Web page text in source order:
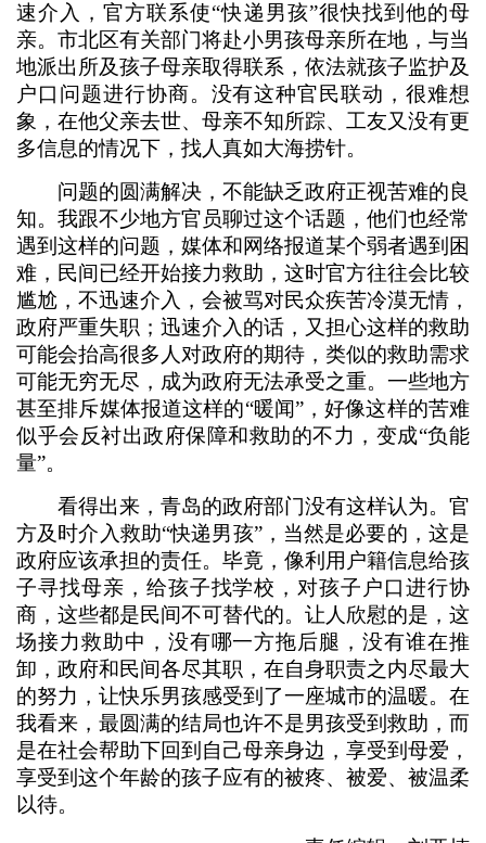
速介入，官方联系使“快递男孩”很快找到他的母
亲。市北区有关部门将赴小男孩母亲所在地，与当
地派出所及孩子母亲取得联系，依法就孩子监护及
户口问题进行协商。没有这种官民联动，很难想
象，在他父亲去世、母亲不知所踪、工友又没有更
多信息的情况下，找人真如大海捞针。
问题的圆满解决，不能缺乏政府正视苦难的良
知。我跟不少地方官员聊过这个话题，他们也经常
遇到这样的问题，媒体和网络报道某个弱者遇到困
难，民间已经开始接力救助，这时官方往往会比较
尴尬，不迅速介入，会被骂对民众疾苦冷漠无情，
政府严重失职；迅速介入的话，又担心这样的救助
可能会抬高很多人对政府的期待，类似的救助需求
可能无穷无尽，成为政府无法承受之重。一些地方
甚至排斥媒体报道这样的“暖闻”，好像这样的苦难
似乎会反衬出政府保障和救助的不力，变成“负能
量”。
看得出来，青岛的政府部门没有这样认为。官
方及时介入救助“快递男孩”，当然是必要的，这是
政府应该承担的责任。毕竟，像利用户籍信息给孩
子寻找母亲，给孩子找学校，对孩子户口进行协
商，这些都是民间不可替代的。让人欣慰的是，这
场接力救助中，没有哪一方拖后腿，没有谁在推
卸，政府和民间各尽其职，在自身职责之内尽最大
的努力，让快乐男孩感受到了一座城市的温暖。在
我看来，最圆满的结局也许不是男孩受到救助，而
是在社会帮助下回到自己母亲身边，享受到母爱，
享受到这个年龄的孩子应有的被疼、被爱、被温柔
以待。